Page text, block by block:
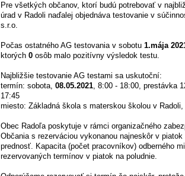
Pre všetkých občanov, ktorí budú potrebovať v
úrad v Radoli naďalej objednáva testovanie v
s.r.o.
Počas ostatného AG testovania v sobotu 1.mája
ktorých 0 osôb malo pozitívny výsledok testu.
Najbližšie testovanie AG testami sa uskutoční:
termín: sobota, 08.05.2021, 8:00 - 18:00, prestávka
17:45
miesto: Základná škola s materskou školou v
Obec Radoľa poskytuje v rámci organizačného
Občania s rezerváciou vykonanou najneskôr v
prednosť. Kapacita (počet pracovníkov) odberného
rezervovaných termínov v piatok na poludnie.